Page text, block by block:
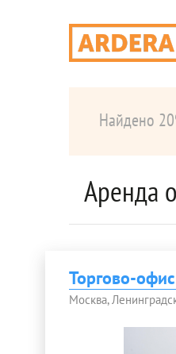
Найдено
Аренда
Торгово-
Москва,